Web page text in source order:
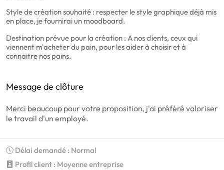
Style de création souhaité : respecter le style graphique déjà mis
en place, je fournirai un moodboard.
Destination prévue pour la création : A nos clients, ceux qui
viennent m'acheter du pain, pour les aider à choisir et à
connaitre nos pains.
Message de clôture
Merci beaucoup pour votre proposition, j'ai préféré valoriser
le travail d'un employé.
Délai demandé : Normal
Profil client : Moyenne entreprise